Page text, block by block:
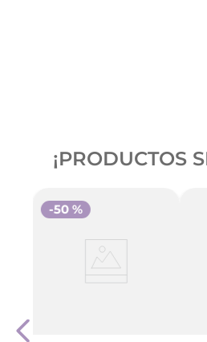
¡PRODUCTOS
-50 %